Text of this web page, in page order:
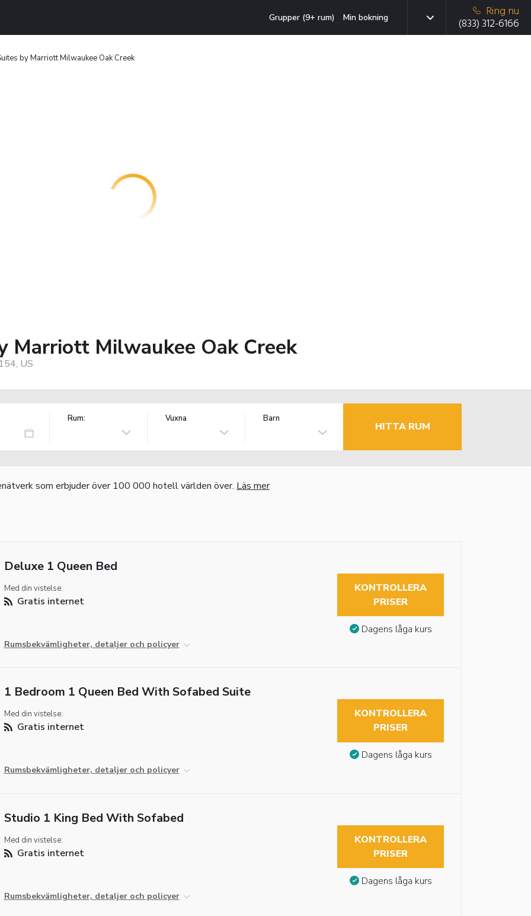
Grupper (9+ rum) Min bokning
Ring nu
(833) 312-6166
by Marriott Milwaukee Oak Creek
Marriott Milwaukee Oak Creek
US
Rum: Vuxna Barn
HITTA RUM
som erbjuder över 100 000 hotell världen över. Läs mer
Deluxe 1 Queen Bed
Med din vistelse:
Gratis internet
Rumsbekvämligheter, detaljer och policyer
KONTROLLERA
PRISER
Dagens låga kurs
1 Bedroom 1 Queen Bed With Sofabed Suite
Med din vistelse:
Gratis internet
Rumsbekvämligheter, detaljer och policyer
KONTROLLERA
PRISER
Dagens låga kurs
Studio 1 King Bed With Sofabed
Med din vistelse:
Gratis internet
Rumsbekvämligheter, detaljer och policyer
KONTROLLERA
PRISER
Dagens låga kurs